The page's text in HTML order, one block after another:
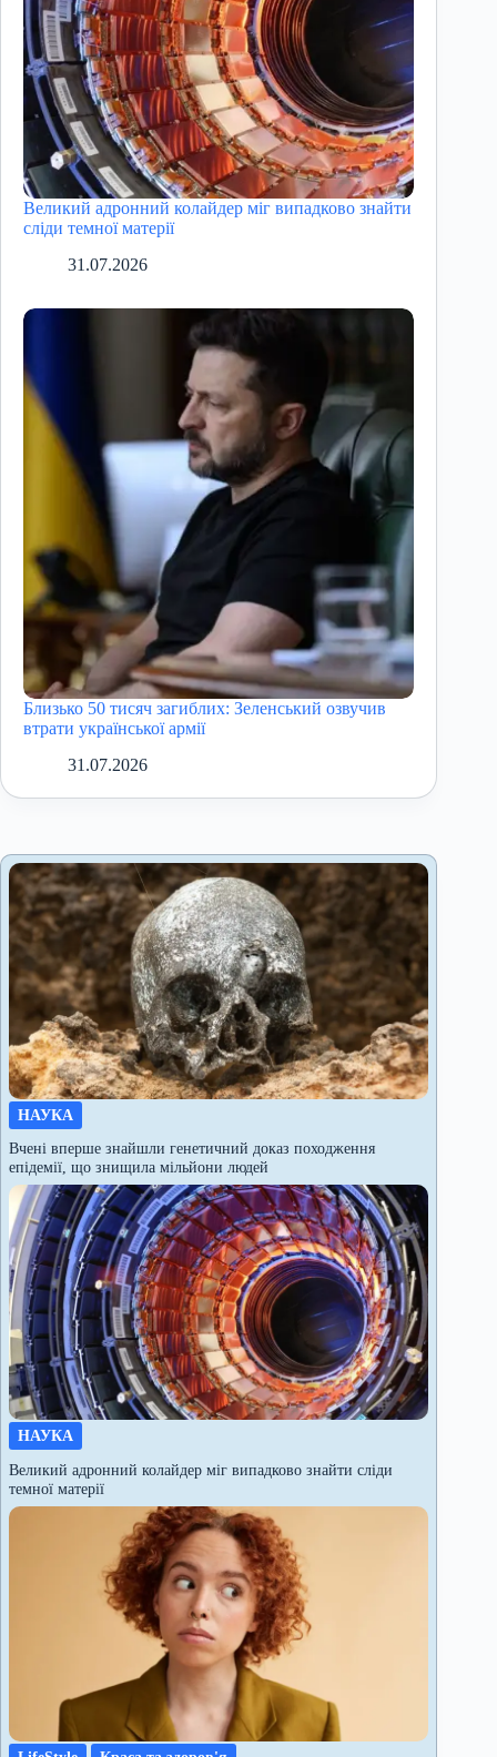
Великий адронний колайдер міг випадково знайти
сліди темної матерії
31.07.2026
Близько 50 тисяч загиблих: Зеленський озвучив
втрати української армії
31.07.2026
НАУКА
Вчені вперше знайшли генетичний доказ походження
епідемії, що знищила мільйони людей
НАУКА
Великий адронний колайдер міг випадково знайти сліди
темної матерії